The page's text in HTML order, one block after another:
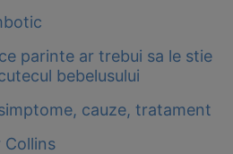
parinte ar trebui sa le stie
bebelusului
cauze, tratament
Collins